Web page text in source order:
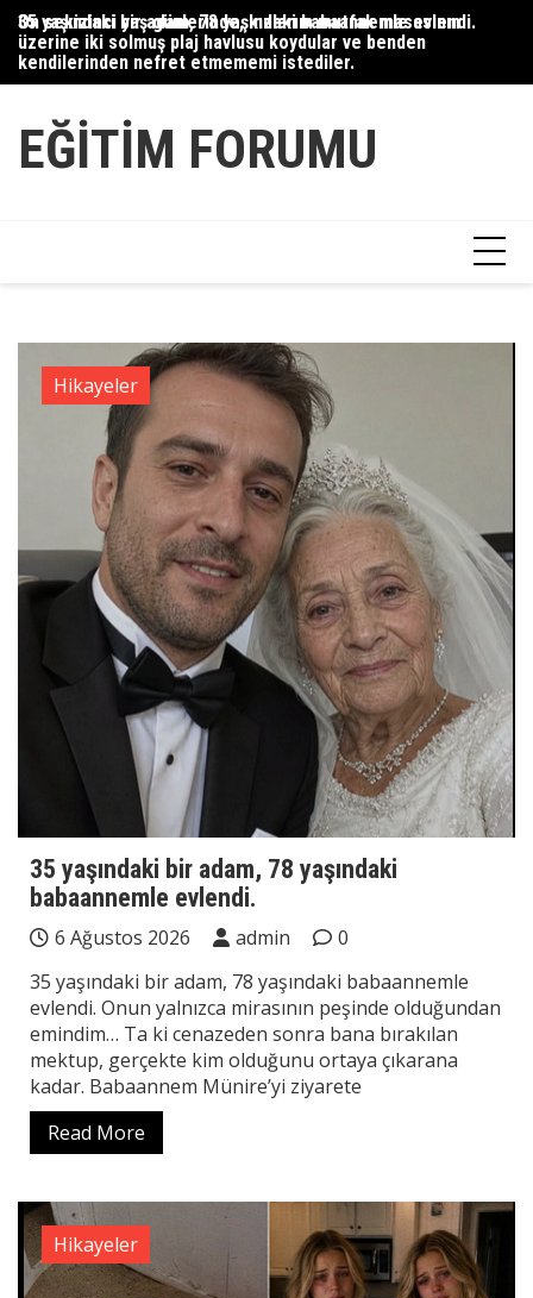
Skip
content
35 yaşındaki bir adam, 78 yaşındaki babaannemle evlendi.
On sekizinci yaş günlerinde, kızlarım mutfak masasının
üzerine iki solmuş plaj havlusu koydular ve benden
kendilerinden nefret etmememi istediler.
EĞITIM FORUMU
Hikayeler
35 yaşındaki bir adam, 78 yaşındaki
babaannemle evlendi.
6 Ağustos 2026 admin
0
35 yaşındaki bir adam, 78 yaşındaki babaannemle
evlendi. Onun yalnızca mirasının peşinde olduğundan
emindim… Ta ki cenazeden sonra bana bırakılan
mektup, gerçekte kim olduğunu ortaya çıkarana
kadar. Babaannem Münire’yi ziyarete
Read More
Hikayeler